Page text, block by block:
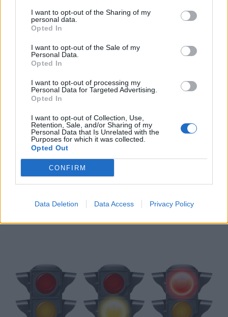
I want to opt-out of the Sharing of my
personal data.
Opted In
I want to opt-out of the Sale of my
Personal Data.
Opted In
I want to opt-out of processing my
Personal Data for Targeted Advertising.
Opted In
I want to opt-out of Collection, Use,
Retention, Sale, and/or Sharing of my
Personal Data that Is Unrelated with the
Purposes for which it was collected.
Opted Out
CONFIRM
Data Deletion Data Access Privacy Policy
Noite Branca já soma 44 mil euros